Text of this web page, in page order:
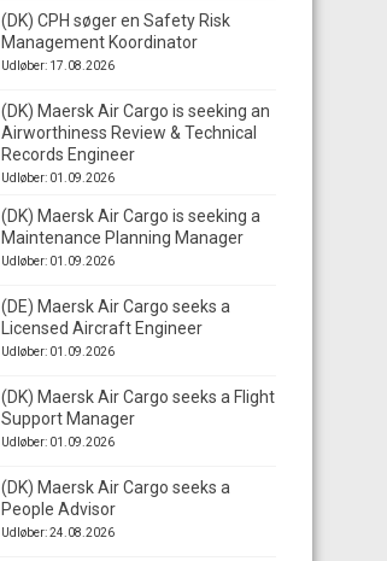
(DK) CPH søger en Safety Risk
Management Koordinator
Udløber: 17.08.2026
(DK) Maersk Air Cargo is seeking an
Airworthiness Review & Technical
Records Engineer
Udløber: 01.09.2026
(DK) Maersk Air Cargo is seeking a
Maintenance Planning Manager
Udløber: 01.09.2026
(DE) Maersk Air Cargo seeks a
Licensed Aircraft Engineer
Udløber: 01.09.2026
(DK) Maersk Air Cargo seeks a Flight
Support Manager
Udløber: 01.09.2026
(DK) Maersk Air Cargo seeks a
People Advisor
Udløber: 24.08.2026